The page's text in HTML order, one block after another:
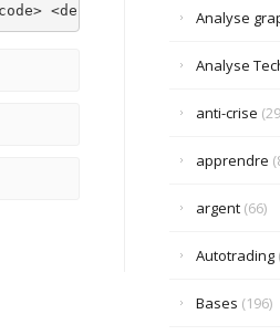
<del datetime=""> <em>
Analyse
Analyse
anti-crise
apprendre
argent(66)
Autotrading
Bases (196)